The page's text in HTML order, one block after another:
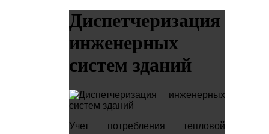
Диспетчеризация
инженерных
систем зданий
Учет потребления тепловой